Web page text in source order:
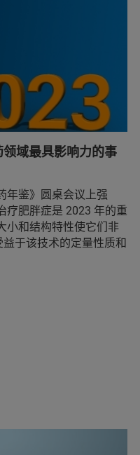
域最具影响力的事
年鉴》圆桌会议上强
疗肥胖症是 2023 年的重
小和结构特性使它们非
于该技术的定量性质和